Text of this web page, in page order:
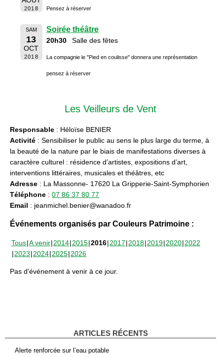
2018 Pensez à réserver
SAM
13
OCT
2018
Soirée théâtre
20h30 Salle des fêtes
La compagnie le "Pied en coulisse" donnera une représentation
pensez à réserver
Les Veilleurs de Vent
Responsable : Héloïse BENIER
Activité : Sensibiliser le public au sens le plus large du terme, à
la beauté de la nature par le biais de manifestations diverses à
caractère culturel : résidence d’artistes, expositions d’art,
interventions littéraires, musicales et théâtres, etc
Adresse : La Massonne- 17620 La Gripperie-Saint-Symphorien
Téléphone : 07 86 37 80 77
Email : jeanmichel.benier@wanadoo.fr
Événements organisés par Couleurs Patrimoine :
Tous A venir 2014 2015 2016 2017 2018 2019 2020 2022
2023 2024 2025 2026
Pas d'événement à venir à ce jour.
ARTICLES RÉCENTS
Alerte renforcée sur l’eau potable